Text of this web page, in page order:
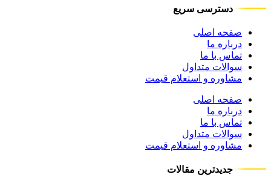
دسترسی سریع
صفحه اصلی
درباره ما
تماس با ما
سوالات متداول
مشاوره و استعلام قیمت
صفحه اصلی
درباره ما
تماس با ما
سوالات متداول
مشاوره و استعلام قیمت
جدیدترین مقالات